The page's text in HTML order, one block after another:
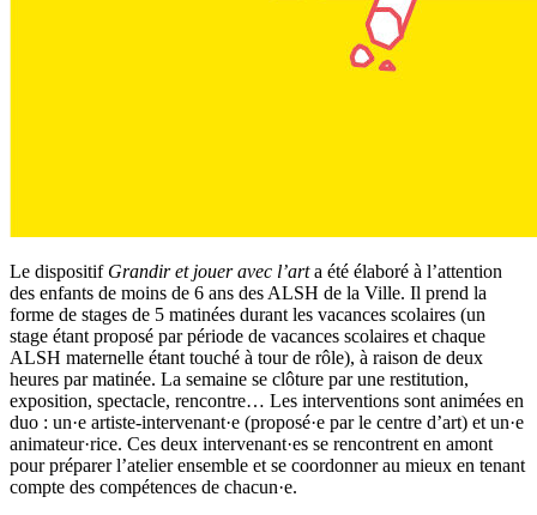
Le dispositif Grandir et jouer avec l’arta été élaboré à l’attention
des enfants de moins de 6 ans des ALSH de la Ville. Il prend la
forme de stages de 5 matinées durant les vacances scolaires (un
stage étant proposé par période de vacances scolaires et chaque
ALSH maternelle étant touché à tour de rôle), à raison de deux
heures par matinée. La semaine se clôture par une restitution,
exposition, spectacle, rencontre… Les interventions sont animées en
duo : un·e artiste-intervenant·e (proposé·e par le centre d’art) et un·e
animateur·rice. Ces deux intervenant·es se rencontrent en amont
pour préparer l’atelier ensemble et se coordonner au mieux en tenant
compte des compétences de chacun·e.